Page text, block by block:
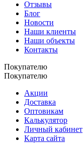
Отзывы
Блог
Новости
Наши клиенты
Наши объекты
Контакты
Покупателю
Покупателю
Акции
Доставка
Оптовикам
Калькулятор
Личный кабинет
Карта сайта